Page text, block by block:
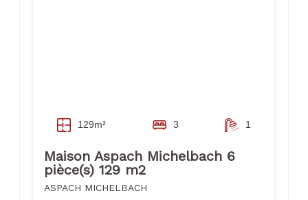
129m² 3 1
Maison Aspach Michelbach 6
pièce(s) 129 m2
ASPACH MICHELBACH